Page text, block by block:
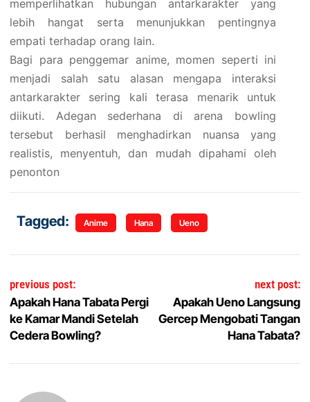
memperlihatkan hubungan antarkarakter yang
lebih hangat serta menunjukkan pentingnya
empati terhadap orang lain.
Bagi para penggemar anime, momen seperti ini
menjadi salah satu alasan mengapa interaksi
antarkarakter sering kali terasa menarik untuk
diikuti. Adegan sederhana di arena bowling
tersebut berhasil menghadirkan nuansa yang
realistis, menyentuh, dan mudah dipahami oleh
penonton
Tagged: Anime Hana Ueno
Navigasi pos
previous post:
Apakah Hana Tabata Pergi
ke Kamar Mandi Setelah
Cedera Bowling?
next post:
Apakah Ueno Langsung
Gercep Mengobati Tangan
Hana Tabata?